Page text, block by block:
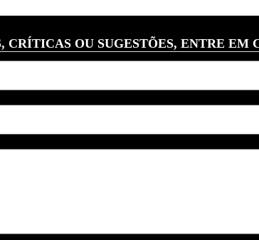
CRÍTICAS OU SUGESTÕES, ENTRE EM